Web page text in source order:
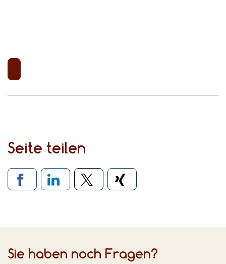
Seite teilen
Verlinkung zu sozialen Medien
Sie haben noch Fragen?